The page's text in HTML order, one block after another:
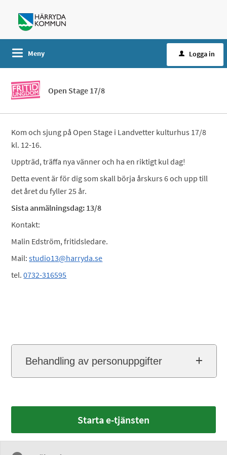
Meny Logga in
Open Stage 17/8
Kom och sjung på Open Stage i Landvetter kulturhus 17/8
kl. 12-16.
Uppträd, träffa nya vänner och ha en riktigt kul dag!
Detta event är för dig som skall börja årskurs 6 och upp till
det året du fyller 25 år.
Sista anmälningsdag: 13/8
Kontakt:
Malin Edström, fritidsledare.
Mail:studio13@harryda.se
tel.0732-316595
Behandling av personuppgifter
Starta e-tjänsten